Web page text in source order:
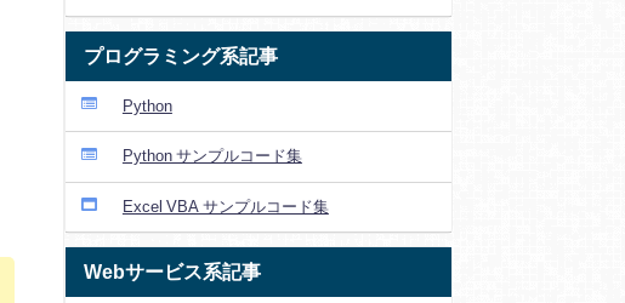
プログラミング系記事
Python
Python サンプルコード集
Excel VBA サンプルコード集
Webサービス系記事